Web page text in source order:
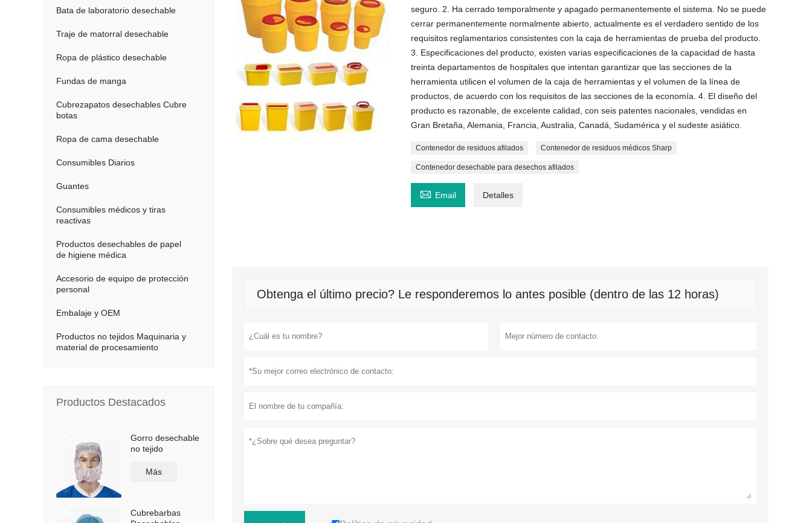
seguro. 2. Ha cerrado temporalmente y apagado permanentemente el sistema. No se puede
cerrar permanentemente normalmente abierto, actualmente es el verdadero sentido de los
requisitos reglamentarios consistentes con la caja de herramientas de prueba del producto.
3. Especificaciones del producto, existen varias especificaciones de la capacidad de hasta
treinta departamentos de hospitales que intentan garantizar que las secciones de la
herramienta utilicen el volumen de la caja de herramientas y el volumen de la línea de
productos, de acuerdo con los requisitos de las secciones de la economía. 4. El diseño del
producto es razonable, de excelente calidad, con seis patentes nacionales, vendidas en
Gran Bretaña, Alemania, Francia, Australia, Canadá, Sudamérica y el sudeste asiático.
Contenedor de residuos afilados Contenedor de residuos médicos Sharp
Contenedor desechable para desechos afilados
 Email Detalles
Obtenga el último precio? Le responderemos lo antes posible (dentro de las 12 horas)
Bata de laboratorio desechable
Traje de matorral desechable
Ropa de plástico desechable
Fundas de manga
Cubrezapatos desechables Cubre
botas
Ropa de cama desechable
Consumibles Diarios
Guantes
Consumibles médicos y tiras
reactivas
Productos desechables de papel
de higiene médica
Accesorio de equipo de protección
personal
Embalaje y OEM
Productos no tejidos Maquinaria y
material de procesamiento
Productos Destacados
Gorro desechable
no tejido
Más
Cubrebarbas